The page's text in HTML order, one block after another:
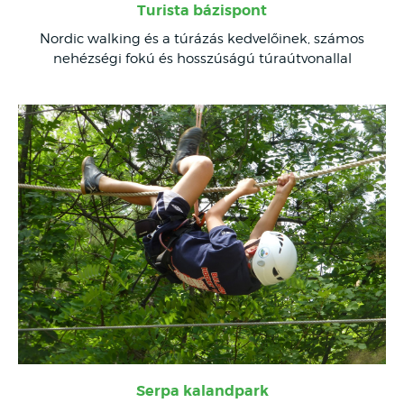
Turista bázispont
Nordic walking és a túrázás kedvelőinek, számos
nehézségi fokú és hosszúságú túraútvonallal
Serpa kalandpark